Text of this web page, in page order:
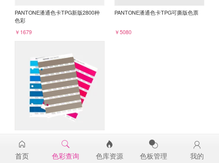
PANTONE潘通色卡TPG新版2800种
色彩
￥1679
PANTONE潘通色卡TPG可撕版色票
￥5080
18-1017TPG
￥98
首页 色彩查询 色库资源 色板管理 我的